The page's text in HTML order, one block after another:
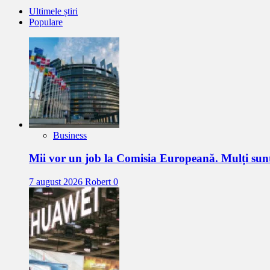
Ultimele știri
Populare
Business
Mii vor un job la Comisia Europeană. Mulți
7 august 2026 Robert 0